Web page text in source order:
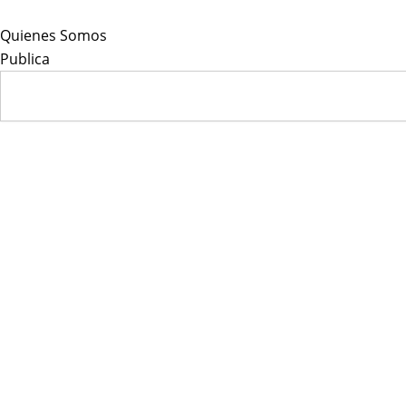
to
content
Quienes Somos
Publica